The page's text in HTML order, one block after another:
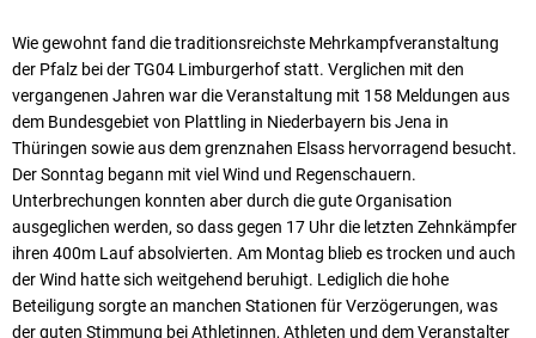
Wie gewohnt fand die traditionsreichste Mehrkampfveranstaltung
der Pfalz bei der TG04 Limburgerhof statt. Verglichen mit den
vergangenen Jahren war die Veranstaltung mit 158 Meldungen aus
dem Bundesgebiet von Plattling in Niederbayern bis Jena in
Thüringen sowie aus dem grenznahen Elsass hervorragend besucht.
Der Sonntag begann mit viel Wind und Regenschauern.
Unterbrechungen konnten aber durch die gute Organisation
ausgeglichen werden, so dass gegen 17 Uhr die letzten Zehnkämpfer
ihren 400m Lauf absolvierten. Am Montag blieb es trocken und auch
der Wind hatte sich weitgehend beruhigt. Lediglich die hohe
Beteiligung sorgte an manchen Stationen für Verzögerungen, was
der guten Stimmung bei Athletinnen, Athleten und dem Veranstalter